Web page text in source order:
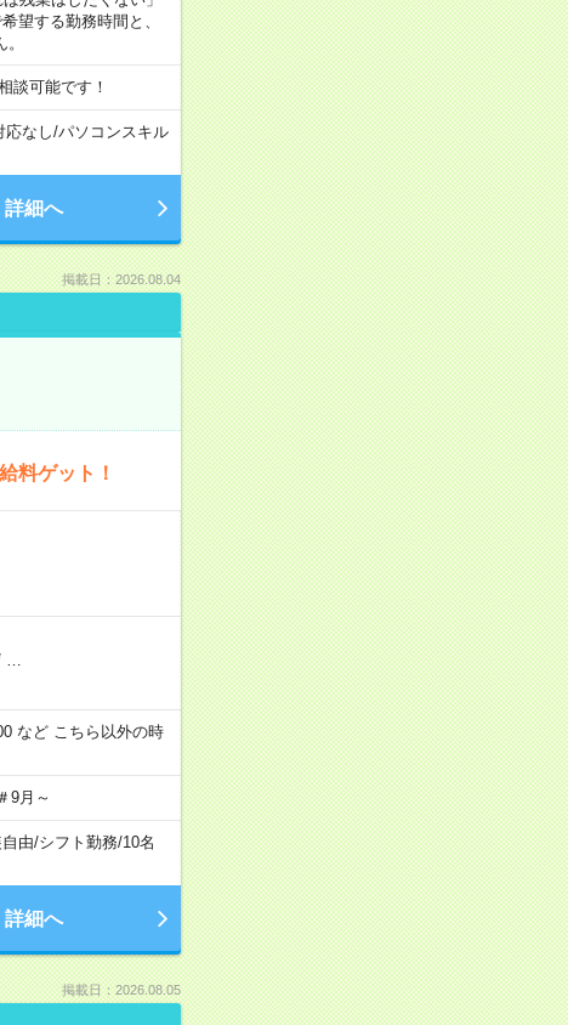
望する勤務時間と、
談可能です！
応なし/パソコンスキル
詳細へ
掲載日：2026.08.04
料ゲット！
など こちら以外の時
9月～
由/シフト勤務/10名
詳細へ
掲載日：2026.08.05